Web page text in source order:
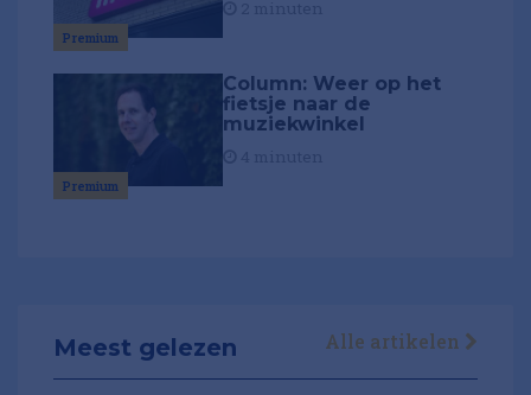
Premium
Premium
Column: Weer op het
fietsje naar de
muziekwinkel
Meest gelezen Alle artikelen